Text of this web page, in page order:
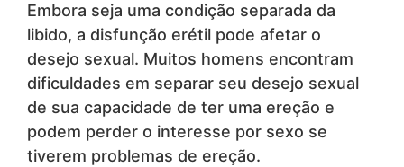
Embora seja uma condição separada da
libido, a disfunção erétil pode afetar o
desejo sexual. Muitos homens encontram
dificuldades em separar seu desejo sexual
de sua capacidade de ter uma ereção e
podem perder o interesse por sexo se
tiverem problemas de ereção.